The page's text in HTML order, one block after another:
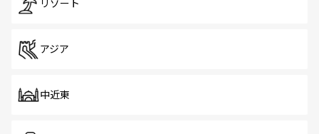
リゾート
アジア
中近東